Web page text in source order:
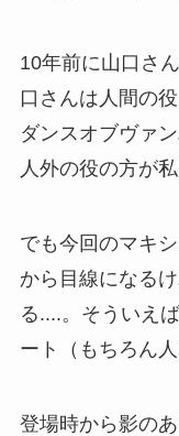
10年前に山口さ
口さんは人間の
ダンスオブヴァ
人外の役の方が
でも今回のマキ
から目線になる
る....。そういえ
ート（もちろん
登場時から影の